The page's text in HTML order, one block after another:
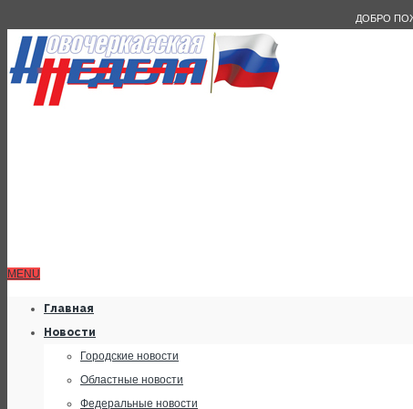
ДОБРО
MENU
Главная
Новости
Городские новости
Областные новости
Федеральные новости